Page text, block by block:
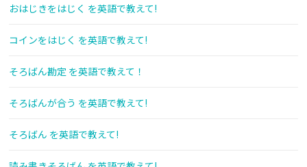
おはじきをはじく を英語で教えて!
コインをはじく を英語で教えて!
そろばん勘定 を英語で教えて！
そろばんが合う を英語で教えて!
そろばん を英語で教えて!